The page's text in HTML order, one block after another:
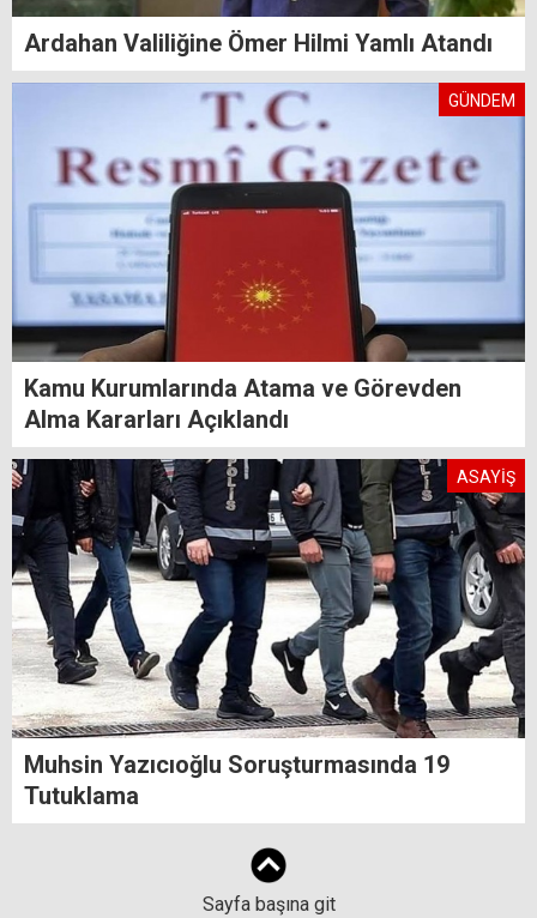
Ardahan Valiliğine Ömer Hilmi Yamlı Atandı
GÜNDEM
Kamu Kurumlarında Atama ve Görevden
Alma Kararları Açıklandı
ASAYİŞ
Muhsin Yazıcıoğlu Soruşturmasında 19
Tutuklama
Sayfa başına git